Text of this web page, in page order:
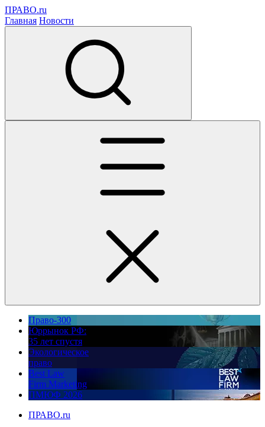
ПРАВО.ru
Главная Новости
Право-300
Юррынок РФ:
35 лет спустя
Экологическое
право
Best Law
Firm Marketing
ПМЮФ 2026
ПРАВО.ru